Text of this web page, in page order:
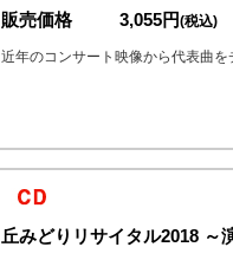
販売価格 3,055円(税込)
近年のコンサート映像から代表曲を
丘みどりリサイタル2018 ～